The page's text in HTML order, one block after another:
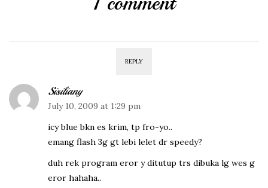
REPLY
Sisiliany
July 10, 2009 at 1:29 pm
icy blue bkn es krim, tp fro-yo..
emang flash 3g gt lebi lelet dr speedy?
duh rek program eror y ditutup trs dibuka lg wes g
eror hahaha..